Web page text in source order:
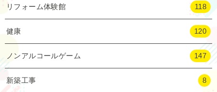
リフォーム体験館 118
健康 120
ノンアルコールゲーム 147
新築工事 8